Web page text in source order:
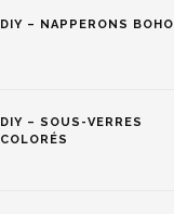
DIY – NAPPERONS BOHO
DIY – SOUS-VERRES
COLORÉS